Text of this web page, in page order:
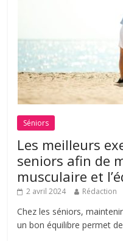
Séniors
Les meilleurs
seniors afin de
musculaire et
2 avril 2024 Rédaction
Chez les séniors,
un bon équilibre permet